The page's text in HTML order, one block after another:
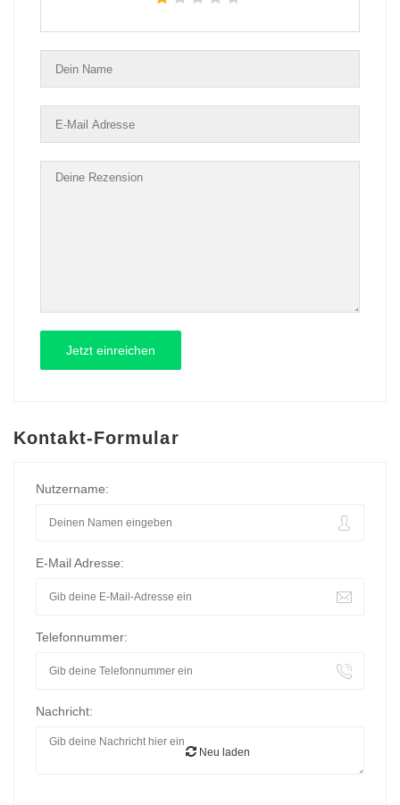
Kontakt-Formular
Nutzername:
E-Mail Adresse:
Telefonnummer:
Nachricht:
Neu laden